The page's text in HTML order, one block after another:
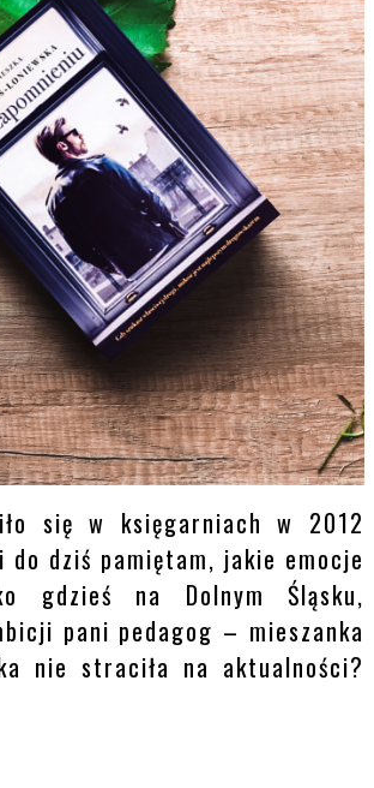
się w księgarniach w 2012
dziś pamiętam, jakie emocje
gdzieś na Dolnym Śląsku,
pani pedagog – mieszanka
nie straciła na aktualności?